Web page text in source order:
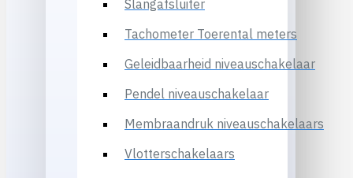
Slangafsluiter
Tachometer Toerental meters
Geleidbaarheid niveauschakelaar
Pendel niveauschakelaar
Membraandruk niveauschakelaars
Vlotterschakelaars